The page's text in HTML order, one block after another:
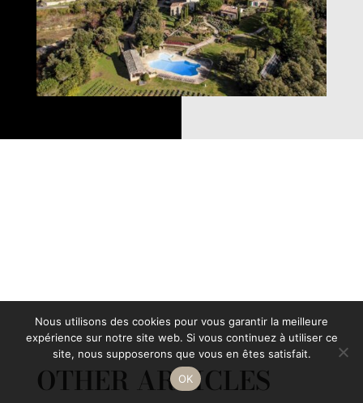
OTHER ARTICLES
Nous utilisons des cookies pour vous garantir la meilleure
expérience sur notre site web. Si vous continuez à utiliser ce
site, nous supposerons que vous en êtes satisfait.
OK